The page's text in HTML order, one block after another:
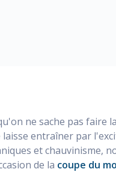
ne sache pas faire
entraîner par
et chauvinisme,
de la coupe du